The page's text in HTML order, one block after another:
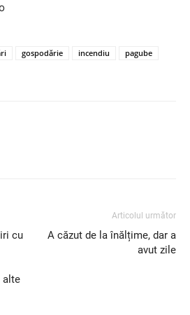
gospodărie incendiu
pagube
cu
alte
Articolul următor
A căzut de la înălțime, dar a
avut zile